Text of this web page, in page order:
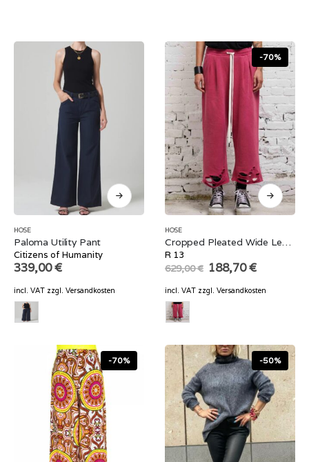
HOSE
Paloma Utility Pant
Citizens of Humanity
339,00€
incl. VAT zzgl. Versandkosten
-70%
HOSE
Cropped Pleated Wide Leg Sweatpant
R 13
629,00€ Original
price
was:
629,00 €.
188,70€Current
is:
incl. VAT zzgl. Versandkosten
-70% -50%